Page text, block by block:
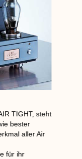
TIGHT, steht
bester
aller Air
für ihr